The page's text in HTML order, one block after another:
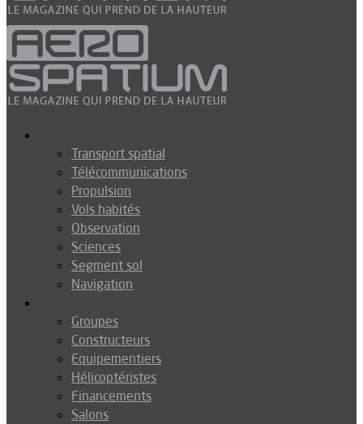
Transport spatial
Télécommunications
Propulsion
Vols habités
Observation
Sciences
Segment sol
Navigation
Groupes
Constructeurs
Equipementiers
Hélicoptéristes
Financements
Salons